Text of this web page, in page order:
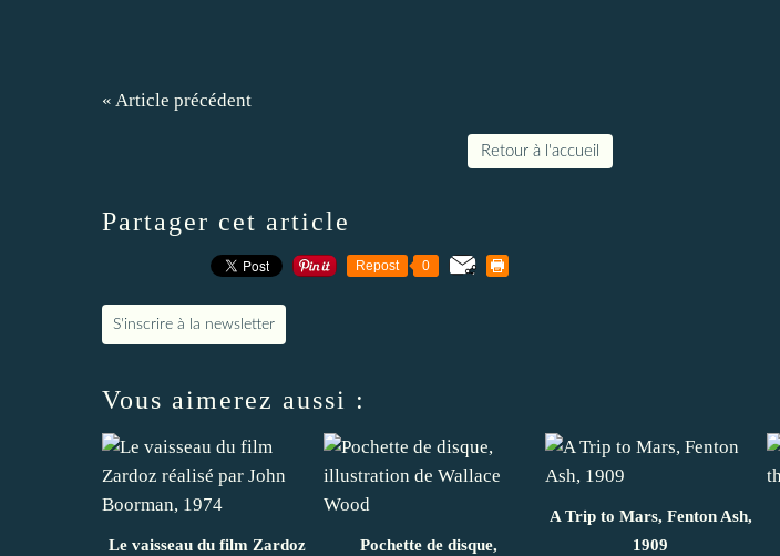
« Article précédent
Retour à l'accueil
Partager cet article
Repost 0
S'inscrire à la newsletter
Vous aimerez aussi :
Le vaisseau du film Zardoz
Pochette de disque,
A Trip to Mars, Fenton Ash,
1909